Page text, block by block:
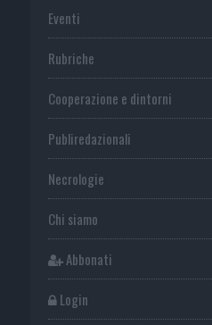
Eventi
Rubriche
Cooperazione e dintorni
Publiredazionali
Necrologie
Chi siamo
Abbonati
Login